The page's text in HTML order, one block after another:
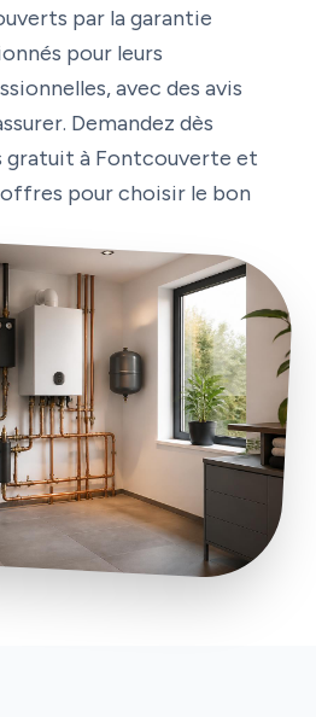
par la garantie
pour leurs
avec des avis
Demandez dès
gratuit à Fontcouverte et
pour choisir le bon